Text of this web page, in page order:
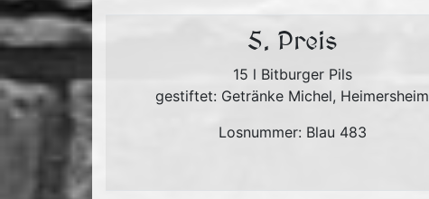
5. Preis
15 l Bitburger Pils
gestiftet: Getränke Michel, Heimersheim
Losnummer: Blau 483